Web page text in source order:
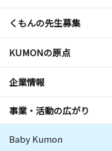
くもんの先生募集
KUMONの原点
企業情報
事業・活動の広がり
Baby Kumon